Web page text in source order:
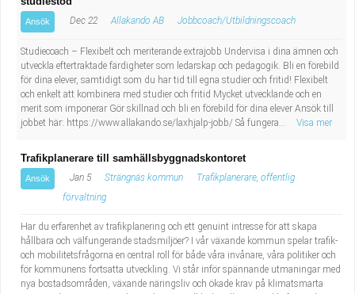
Ansök Dec 22 Allakando AB Jobbcoach/Utbildningscoach
Studiecoach – Flexibelt och meriterande extrajobb Undervisa i dina ämnen och
utveckla eftertraktade färdigheter som ledarskap och pedagogik. Bli en förebild
för dina elever, samtidigt som du har tid till egna studier och fritid! Flexibelt
och enkelt att kombinera med studier och fritid Mycket utvecklande och en
merit som imponerar Gör skillnad och bli en förebild för dina elever Ansök till
jobbet här: https://www.allakando.se/laxhjalp-jobb/ Så fungera...
Visa mer
Trafikplanerare till samhällsbyggnadskontoret
Ansök Jan 5 Strängnäs kommun
Trafikplanerare, offentlig
förvaltning
Har du erfarenhet av trafikplanering och ett genuint intresse för att skapa
hållbara och välfungerande stadsmiljöer? I vår växande kommun spelar trafik-
och mobilitetsfrågorna en central roll för både våra invånare, våra politiker och
för kommunens fortsatta utveckling. Vi står inför spännande utmaningar med
nya bostadsområden, växande näringsliv och ökade krav på klimatsmarta